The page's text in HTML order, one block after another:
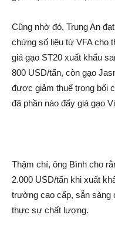
Cũng nhờ đó, Trung An
chứng số liệu từ VFA cho
giá gạo ST20 xuất khẩu
800 USD/tấn, còn gạo
được giảm thuế trong bối
đã phần nào đẩy giá gạo
Thậm chí, ông Bình cho
2.000 USD/tấn khi xuất
trường cao cấp, sẵn sàng
thực sự chất lượng.